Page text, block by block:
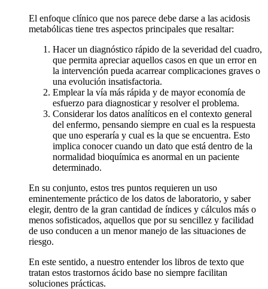
El enfoque clínico que nos parece debe darse a las acidosis
metabólicas tiene tres aspectos principales que resaltar:
Hacer un diagnóstico rápido de la severidad del cuadro,
que permita apreciar aquellos casos en que un error en
la intervención pueda acarrear complicaciones graves o
una evolución insatisfactoria.
Emplear la vía más rápida y de mayor economía de
esfuerzo para diagnosticar y resolver el problema.
Considerar los datos analíticos en el contexto general
del enfermo, pensando siempre en cual es la respuesta
que uno esperaría y cual es la que se encuentra. Esto
implica conocer cuando un dato que está dentro de la
normalidad bioquímica es anormal en un paciente
determinado.
En su conjunto, estos tres puntos requieren un uso
eminentemente práctico de los datos de laboratorio, y saber
elegir, dentro de la gran cantidad de índices y cálculos más o
menos sofisticados, aquellos que por su sencillez y facilidad
de uso conducen a un menor manejo de las situaciones de
riesgo.
En este sentido, a nuestro entender los libros de texto que
tratan estos trastornos ácido base no siempre facilitan
soluciones prácticas.